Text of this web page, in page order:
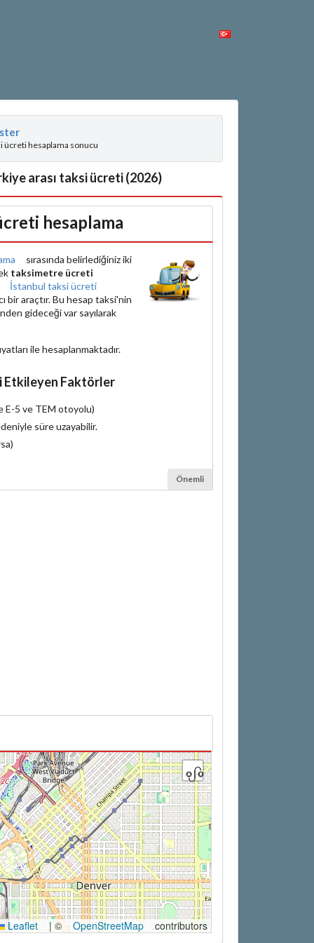
ücreti hesaplama sonucu
arası taksi ücreti (2026)
hesaplama
sırasında belirlediğiniz iki
taksimetre ücreti
İstanbul taksi ücreti
bir araçtır. Bu hesap taksi'nin
gideceği var sayılarak
ile hesaplanmaktadır.
Etkileyen Faktörler
E-5 ve TEM otoyolu)
süre uzayabilir.
Önemli
Leaflet |© OpenStreetMap contributors